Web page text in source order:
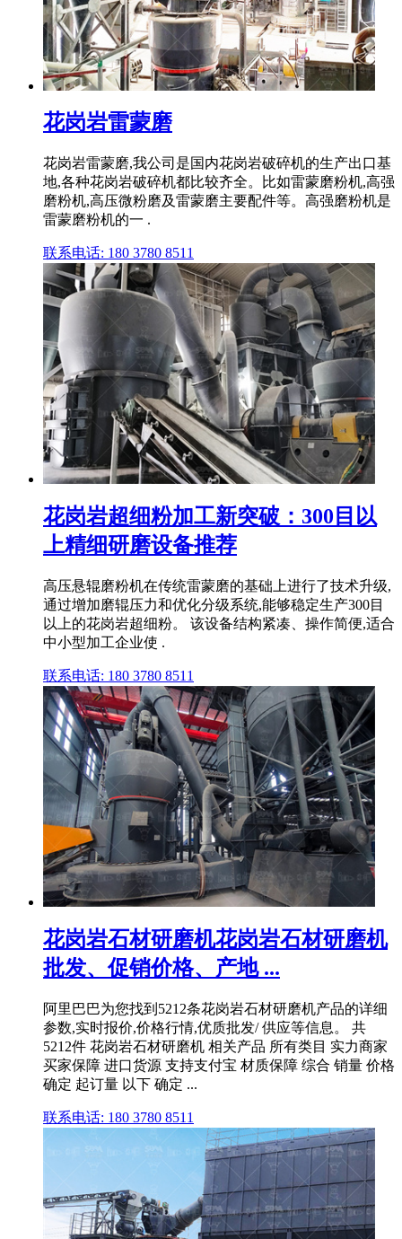
花岗岩雷蒙磨
花岗岩雷蒙磨,我公司是国内花岗岩破碎机的生产出口基
地,各种花岗岩破碎机都比较齐全。比如雷蒙磨粉机,高强
磨粉机,高压微粉磨及雷蒙磨主要配件等。高强磨粉机是
雷蒙磨粉机的一 .
联系电话: 180 3780 8511
花岗岩超细粉加工新突破：300目以
上精细研磨设备推荐
高压悬辊磨粉机在传统雷蒙磨的基础上进行了技术升级,
通过增加磨辊压力和优化分级系统,能够稳定生产300目
以上的花岗岩超细粉。 该设备结构紧凑、操作简便,适合
中小型加工企业使 .
联系电话: 180 3780 8511
花岗岩石材研磨机花岗岩石材研磨机
批发、促销价格、产地 ...
阿里巴巴为您找到5212条花岗岩石材研磨机产品的详细
参数,实时报价,价格行情,优质批发/ 供应等信息。 共
5212件 花岗岩石材研磨机 相关产品 所有类目 实力商家
买家保障 进口货源 支持支付宝 材质保障 综合 销量 价格
确定 起订量 以下 确定 ...
联系电话: 180 3780 8511